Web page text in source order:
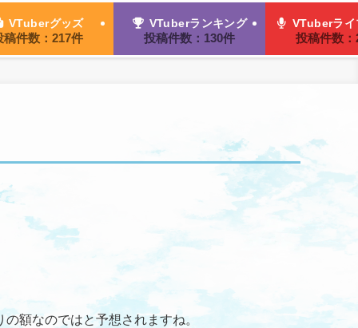
VTuberグッズ
稿件数：217件
VTuberランキング
投稿件数：130件
VTuberライ
投稿件数：
額なのではと予想されますね。